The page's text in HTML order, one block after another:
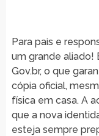
Para pais e
um grande aliado!
Gov.br, o que
cópia oficial,
física em casa. A
que a nova
esteja sempre